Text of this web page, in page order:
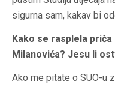
sigurna sam, kakav bi
Kako se rasplela
Milanovića? Jesu li
Ako me pitate o SUO-u